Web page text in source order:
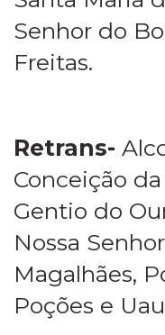
Senhor do
Freitas.
Retrans-
Conceição
Gentio do
Nossa
Magalhães,
Poções e